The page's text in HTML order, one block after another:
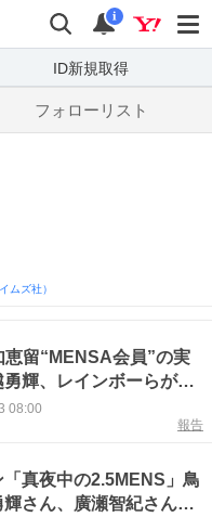
検索
通知
i
ID新規取得
フォローリスト
ムズ社）
留“MENSA会員”の実
輝、レインボーらが
参戦
08:00
報告
真夜中の2.5MENS」鳥
さん、廣瀬智紀さん、